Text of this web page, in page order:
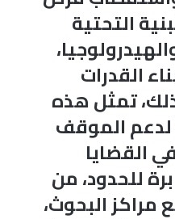
التحتية
القدرات
تمثل هذه
الموقف
القضايا
للحدود، من
مراكز البحوث،